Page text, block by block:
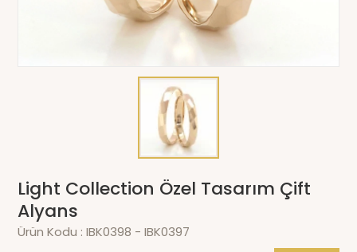
Light Collection Özel Tasarım Çift
Alyans
Ürün Kodu :IBK0398 - IBK0397